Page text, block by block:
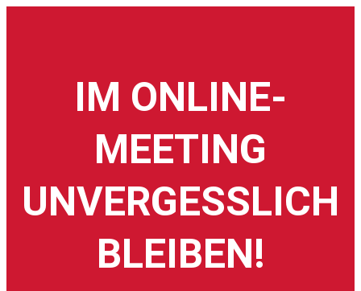
IM ONLINE-
MEETING
UNVERGESSLICH
BLEIBEN!